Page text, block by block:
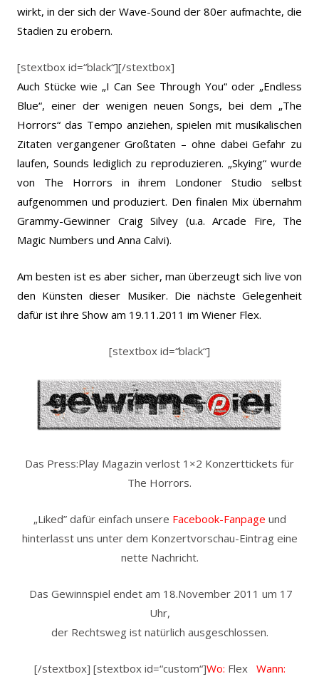
wirkt, in der sich der Wave-Sound der 80er aufmachte, die
Stadien zu erobern.
[stextbox id=“black“][/stextbox]
Auch Stücke wie „I Can See Through You“ oder „Endless
Blue“, einer der wenigen neuen Songs, bei dem „The
Horrors“ das Tempo anziehen, spielen mit musikalischen
Zitaten vergangener Großtaten – ohne dabei Gefahr zu
laufen, Sounds lediglich zu reproduzieren. „Skying“ wurde
von The Horrors in ihrem Londoner Studio selbst
aufgenommen und produziert. Den finalen Mix übernahm
Grammy-Gewinner Craig Silvey (u.a. Arcade Fire, The
Magic Numbers und Anna Calvi).
Am besten ist es aber sicher, man überzeugt sich live von
den Künsten dieser Musiker. Die nächste Gelegenheit
dafür ist ihre Show am 19.11.2011 im Wiener Flex.
[stextbox id=“black“]
Das Press:Play Magazin verlost 1×2 Konzerttickets für
The Horrors.
„Liked” dafür einfach unsere Facebook-Fanpage und
hinterlasst uns unter dem Konzertvorschau-Eintrag eine
nette Nachricht.
Das Gewinnspiel endet am 18.November 2011 um 17
Uhr,
der Rechtsweg ist natürlich ausgeschlossen.
[/stextbox] [stextbox id=“custom“]Wo: Flex Wann: